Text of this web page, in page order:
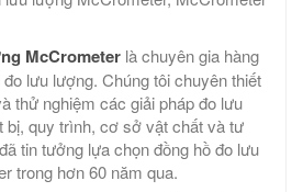
McCrometer là chuyên gia hàng
lưu lượng. Chúng tôi chuyên thiết
thử nghiệm các giải pháp đo lưu
bị, quy trình, cơ sở vật chất và tư
tin tưởng lựa chọn đồng hồ đo lưu
trong hơn 60 năm qua.